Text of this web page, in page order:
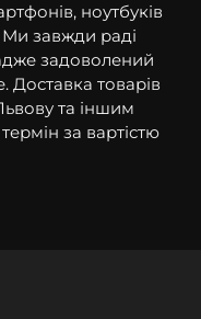
ноутбуків
завжди раді
задоволений
Доставка товарів
та іншим
за вартістю